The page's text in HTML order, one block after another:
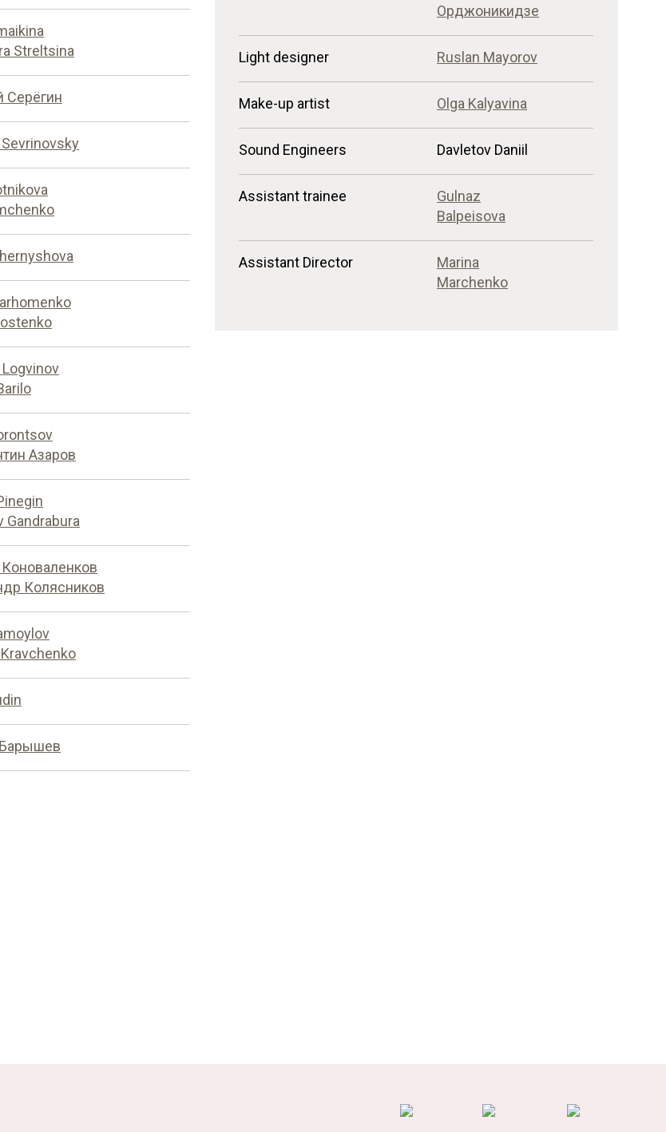
Streltsina
Серёгин
Азаров
Gandrabura
Колясников
Орджоникидзе
Light designer Ruslan Mayorov
Make-up artist Olga Kalyavina
Sound Engineers Davletov Daniil
Assistant trainee
Gulnaz
Balpeisova
Assistant Director
Marina
Marchenko